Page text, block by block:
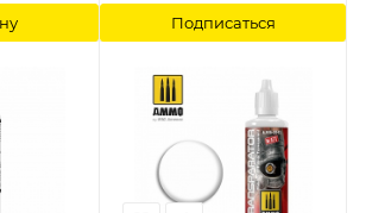
Подписаться